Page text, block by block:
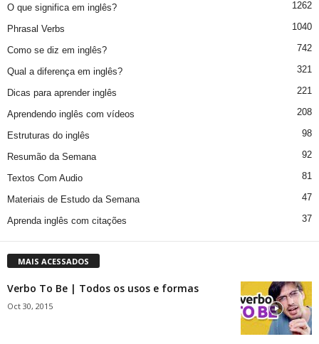
O que significa em inglês? 1262
Phrasal Verbs 1040
Como se diz em inglês? 742
Qual a diferença em inglês? 321
Dicas para aprender inglês 221
Aprendendo inglês com vídeos 208
Estruturas do inglês 98
Resumão da Semana 92
Textos Com Audio 81
Materiais de Estudo da Semana 47
Aprenda inglês com citações 37
MAIS ACESSADOS
Verbo To Be | Todos os usos e formas
Oct 30, 2015